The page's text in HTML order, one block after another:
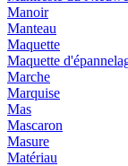
Manoir
Manteau
Maquette
Maquette
Marche
Marquise
Mas
Mascaron
Masure
Matériau